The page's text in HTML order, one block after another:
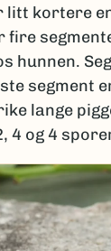
litt kortere
fire
hunnen.
segment
lange
4 og 4